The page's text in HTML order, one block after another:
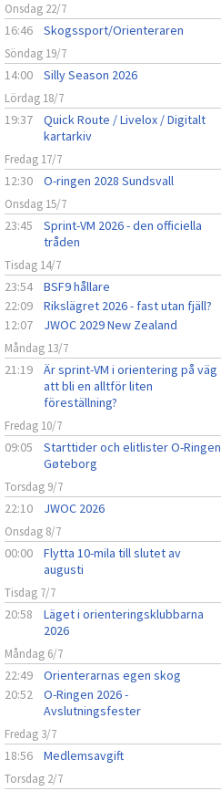
Onsdag 22/7
16:46 Skogssport/Orienteraren
Söndag 19/7
14:00 Silly Season 2026
Lördag 18/7
19:37
Quick Route / Livelox / Digitalt
kartarkiv
Fredag 17/7
12:30 O-ringen 2028 Sundsvall
Onsdag 15/7
23:45
Sprint-VM 2026 - den officiella
tråden
Tisdag 14/7
23:54 BSF9 hållare
22:09
Rikslägret 2026 - fast utan fjäll?
12:07
JWOC 2029 New Zealand
Måndag 13/7
21:19
Är sprint-VM i orientering på väg
att bli en alltför liten
föreställning?
Fredag 10/7
09:05
Starttider och elitlister O-Ringen
Gøteborg
Torsdag 9/7
22:10 JWOC 2026
Onsdag 8/7
00:00
Flytta 10-mila till slutet av
augusti
Tisdag 7/7
20:58
Läget i orienteringsklubbarna
2026
Måndag 6/7
22:49 Orienterarnas egen skog
20:52
O-Ringen 2026 -
Avslutningsfester
Fredag 3/7
18:56 Medlemsavgift
Torsdag 2/7